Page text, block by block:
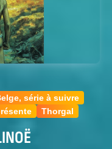
série à suivre
Thorgal